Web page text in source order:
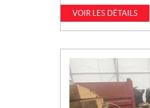
X
:
VOIR LES DÉTAILS